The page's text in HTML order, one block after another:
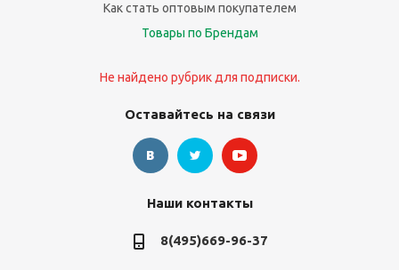
Как стать оптовым покупателем
Товары по Брендам
Не найдено рубрик для подписки.
Оставайтесь на связи
Наши контакты
8(495)669-96-37